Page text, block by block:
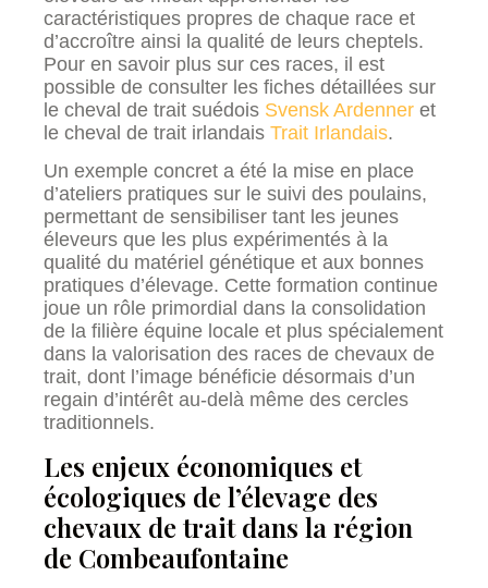
caractéristiques propres de chaque race et
d’accroître ainsi la qualité de leurs cheptels.
Pour en savoir plus sur ces races, il est
possible de consulter les fiches détaillées sur
le cheval de trait suédois Svensk Ardenner et
le cheval de trait irlandais Trait Irlandais.
Un exemple concret a été la mise en place
d’ateliers pratiques sur le suivi des poulains,
permettant de sensibiliser tant les jeunes
éleveurs que les plus expérimentés à la
qualité du matériel génétique et aux bonnes
pratiques d’élevage. Cette formation continue
joue un rôle primordial dans la consolidation
de la filière équine locale et plus spécialement
dans la valorisation des races de chevaux de
trait, dont l’image bénéficie désormais d’un
regain d’intérêt au-delà même des cercles
traditionnels.
Les enjeux économiques et
écologiques de l’élevage des
chevaux de trait dans la région
de Combeaufontaine